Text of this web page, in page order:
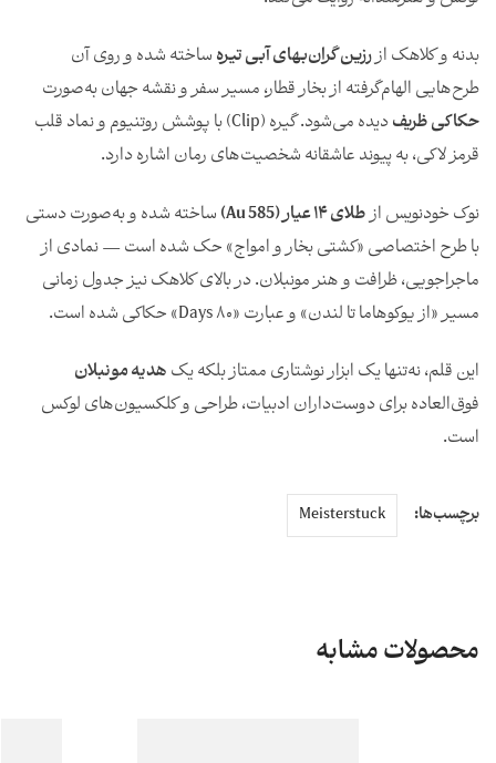
بدنه و کلاهک ازرزین گران‌بهای آبی تیرهساخته شده و روی آن
طرح‌هایی الهام‌گرفته از بخار قطار، مسیر سفر و نقشه جهان به‌صورت
حکاکی ظریف
دیده می‌شود. گیره (Clip) با پوشش روتنیوم و نماد قلب
قرمز لاکی، به پیوند عاشقانه شخصیت‌های رمان اشاره دارد.
نوک خودنویس ازطلای ۱۴ عیار (Au 585)
ساخته شده و به‌صورت دستی
با طرح اختصاصی «کشتی بخار و امواج» حک شده است — نمادی از
ماجراجویی، ظرافت و هنر مونبلان. در بالای کلاهک نیز جدول زمانی
مسیر «از یوکوهاما تا لندن» و عبارت «۸۰ Days» حکاکی شده است.
این قلم، نه‌تنها یک ابزار نوشتاری ممتاز بلکه یکهدیه مونبلان
فوق‌العاده برای دوست‌داران ادبیات، طراحی و کلکسیون‌های لوکس
است.
برچسب‌ها: Meisterstuck
محصولات مشابه